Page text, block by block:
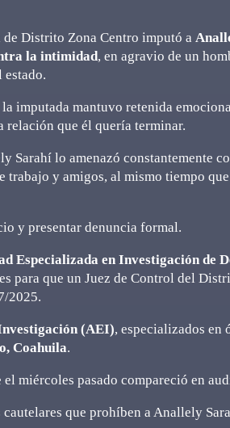
de Distrito Zona Centro imputó a
la intimidad, en agravio de un
estado.
imputada mantuvo retenida
relación que él quería terminar.
Sarahí lo amenazó constantemente
trabajo y amigos, al mismo tiempo
y presentar denuncia formal.
Especializada en Investigación de
para que un Juez de Control del
2025.
(AEI), especializados en
Coahuila.
el miércoles pasado compareció en
que prohíben a Anallely